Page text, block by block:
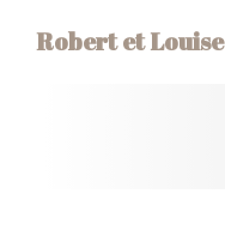
Robert et Louise